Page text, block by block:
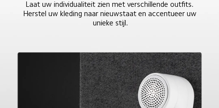
Laat uw individualiteit zien met verschillende outfits.
Herstel uw kleding naar nieuwstaat en accentueer uw
unieke stijl.